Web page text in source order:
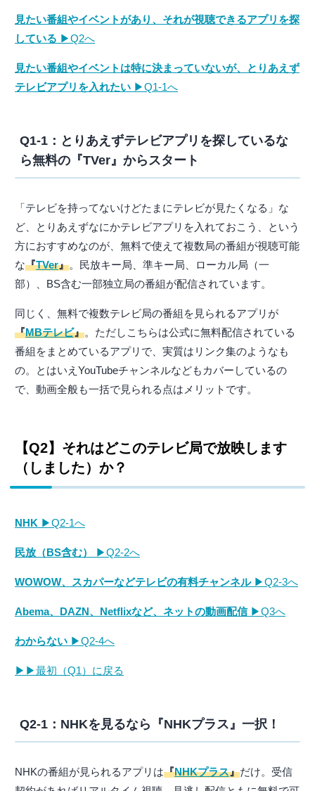
見たい番組やイベントがあり、それが視聴できるアプリを探
している ▶Q2へ
見たい番組やイベントは特に決まっていないが、とりあえず
テレビアプリを入れたい ▶Q1-1へ
Q1-1：とりあえずテレビアプリを探しているな
ら無料の『TVer』からスタート
「テレビを持ってないけどたまにテレビが見たくなる」な
ど、とりあえずなにかテレビアプリを入れておこう、という
方におすすめなのが、無料で使えて複数局の番組が視聴可能
な『TVer』。民放キー局、準キー局、ローカル局（一
部）、BS含む一部独立局の番組が配信されています。
同じく、無料で複数テレビ局の番組を見られるアプリが
『MBテレビ』。ただしこちらは公式に無料配信されている
番組をまとめているアプリで、実質はリンク集のようなも
の。とはいえYouTubeチャンネルなどもカバーしているの
で、動画全般も一括で見られる点はメリットです。
【Q2】それはどこのテレビ局で放映します
（しました）か？
NHK ▶Q2-1へ
民放（BS含む） ▶Q2-2へ
WOWOW、スカパーなどテレビの有料チャンネル▶Q2-3へ
Abema、DAZN、Netflixなど、ネットの動画配信▶Q3へ
わからない ▶Q2-4へ
▶▶最初（Q1）に戻る
Q2-1：NHKを見るなら『NHKプラス』一択！
NHKの番組が見られるアプリは『NHKプラス』だけ。受信